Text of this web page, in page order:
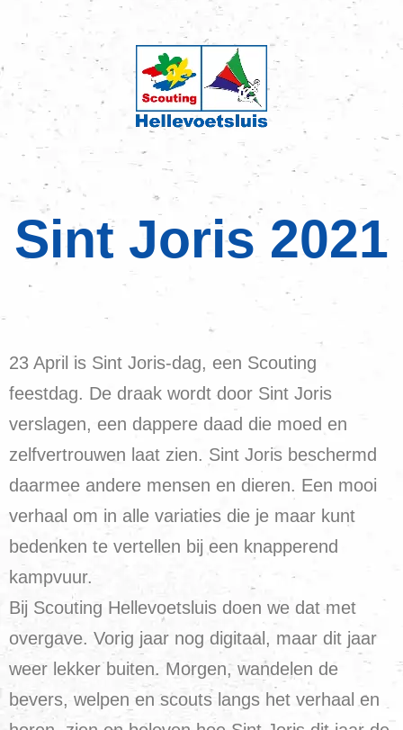
Sint Joris 2021
23 April is Sint Joris-dag, een Scouting
feestdag. De draak wordt door Sint Joris
verslagen, een dappere daad die moed en
zelfvertrouwen laat zien. Sint Joris beschermd
daarmee andere mensen en dieren. Een mooi
verhaal om in alle variaties die je maar kunt
bedenken te vertellen bij een knapperend
kampvuur.
Bij Scouting Hellevoetsluis doen we dat met
overgave. Vorig jaar nog digitaal, maar dit jaar
weer lekker buiten. Morgen, wandelen de
bevers, welpen en scouts langs het verhaal en